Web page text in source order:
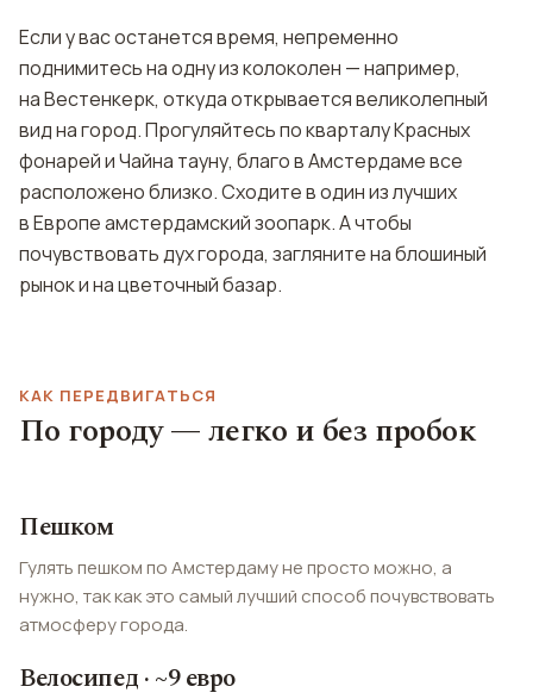
Если у вас останется время, непременно
поднимитесь на одну из колоколен — например,
на Вестенкерк, откуда открывается великолепный
вид на город. Прогуляйтесь по кварталу Красных
фонарей и Чайна тауну, благо в Амстердаме все
расположено близко. Сходите в один из лучших
в Европе амстердамский зоопарк. А чтобы
почувствовать дух города, загляните на блошиный
рынок и на цветочный базар.
КАК ПЕРЕДВИГАТЬСЯ
По городу — легко и без пробок
Пешком
Гулять пешком по Амстердаму не просто можно, а
нужно, так как это самый лучший способ почувствовать
атмосферу города.
Велосипед · ~9 евро